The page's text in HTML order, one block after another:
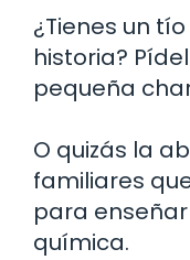
¿Tienes un
historia?
pequeña
O quizás la
familiares
para
química.